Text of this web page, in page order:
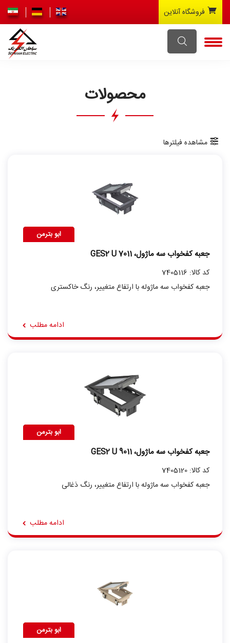
فروشگاه آنلاین
محصولات
مشاهده فیلترها
ابو بترمن
جعبه کفخواب سه ماژول، GES2 U 7011
کد کالا: 7405116
جعبه کفخواب سه ماژوله با ارتفاع متغییر، رنگ خاکستری
ادامه مطلب
ابو بترمن
جعبه کفخواب سه ماژول، GES2 U 9011
کد کالا: 7405120
جعبه کفخواب سه ماژوله با ارتفاع متغییر، رنگ ذغالی
ادامه مطلب
ابو بترمن